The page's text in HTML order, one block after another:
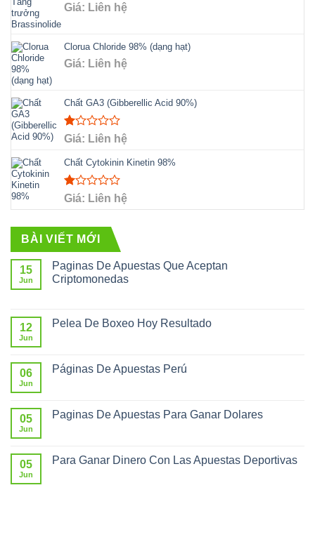
Giá: Liên hệ
Clorua Chloride 98% (dạng hạt)
Giá: Liên hệ
Chất GA3 (Gibberellic Acid 90%)
Rated
out
5
Giá: Liên hệ
Chất Cytokinin Kinetin 98%
Rated
1.00
of
5
Giá: Liên hệ
BÀI VIẾT MỚI
15
Jun
Paginas De Apuestas Que Aceptan
Criptomonedas
12
Jun
Pelea De Boxeo Hoy Resultado
06
Jun
Páginas De Apuestas Perú
05
Jun
Paginas De Apuestas Para Ganar Dolares
05
Jun
Para Ganar Dinero Con Las Apuestas Deportivas